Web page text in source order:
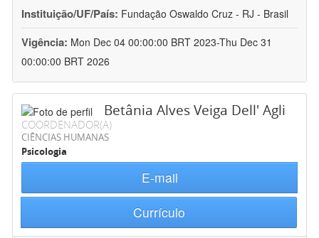
Instituição/UF/País: Fundação Oswaldo Cruz - RJ - Brasil
Vigência: Mon Dec 04 00:00:00 BRT 2023-Thu Dec 31
00:00:00 BRT 2026
Betânia Alves Veiga Dell' Agli
COORDENADOR(A)
CIÊNCIAS HUMANAS
Psicologia
E-mail
Currículo